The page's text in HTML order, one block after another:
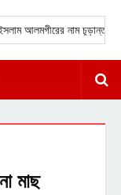
আলমগীরের নাম চূড়ান্ত
মাছ